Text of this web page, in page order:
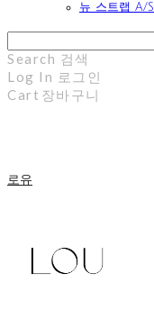
뉴 스트랩 A/S
Search 검색
Log In 로그인
Cart 장바구니
로유